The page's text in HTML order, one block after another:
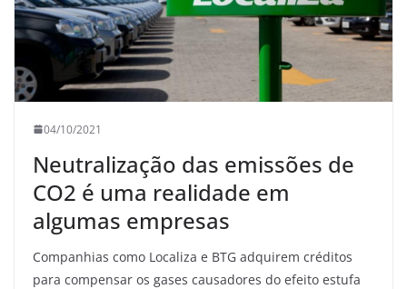
04/10/2021
Neutralização das emissões de
CO2 é uma realidade em
algumas empresas
Companhias como Localiza e BTG adquirem créditos
para compensar os gases causadores do efeito estufa